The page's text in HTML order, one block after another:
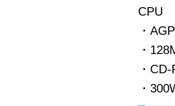
CPU
・
・
・
・